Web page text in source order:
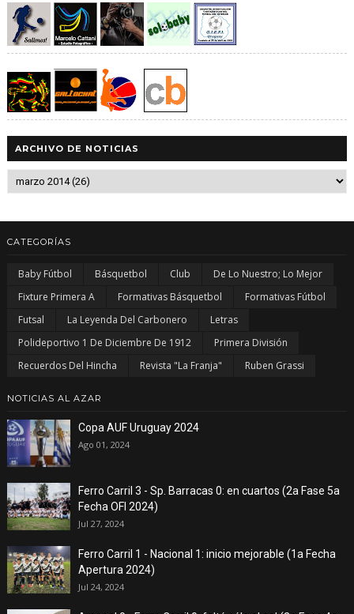
ARCHIVO DE NOTICIAS
CATEGORÍAS
Baby Fútbol Básquetbol Club
De Lo Nuestro; Lo Mejor
Fixture Primera A
Formativas Básquetbol
Formativas Fútbol
Futsal
La Leyenda Del Carbonero
Letras
Polideportivo 1 De Diciembre De 1912
Primera División
Recuerdos Del Hincha
Revista "La Franja" Ruben Grassi
NOTICIAS AL AZAR
Copa AUF Uruguay 2024
Ago 01, 2024
Ferro Carril 3 - Sp. Barracas 0: en cuartos (2a Fase 5a
Fecha OFI 2024)
Jul 27, 2024
Ferro Carril 1 - Nacional 1: inicio mejorable (1a Fecha
Apertura 2024)
Jul 24, 2024